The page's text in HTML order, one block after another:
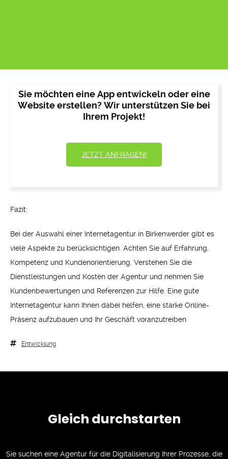
Sie möchten eine App entwickeln oder eine
Website erstellen? Wir unterstützen Sie bei
Ihrem Projekt!
JETZT ANFRAGEN!
Fazit:
Bei der Auswahl einer Internetagentur in Birkenwerder gibt es
viele Aspekte zu berücksichtigen. Achten Sie auf Erfahrung,
Kompetenz und Kundenorientierung. Verstehen Sie die
Dienstleistungen und Kosten der Agentur und nehmen Sie
Kundenbewertungen und Referenzen zur Hilfe. Eine gute
Internetagentur kann Ihnen dabei helfen, eine starke Online-
Präsenz aufzubauen und Ihr Geschäft voranzutreiben.
Entwicklung
Gleich durchstarten
Sie suchen eine Agentur für die Digitalisierung Ihrer Prozesse, die